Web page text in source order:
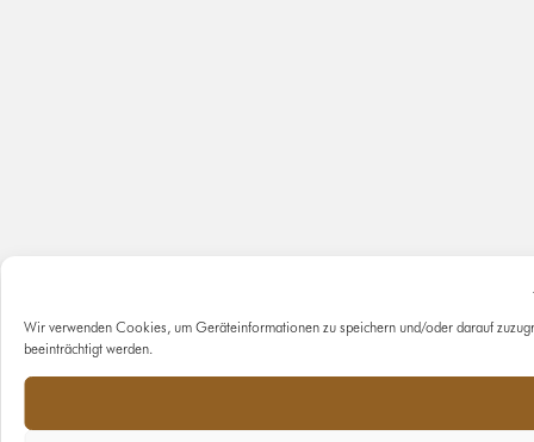
Wir verwenden Cookies, um Geräteinformationen zu speichern und/oder darauf
beeinträchtigt werden.